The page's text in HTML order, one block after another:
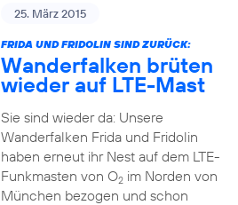
25. März 2015
FRIDA UND FRIDOLIN SIND ZURÜCK:
Wanderfalken brüten
wieder auf LTE-Mast
Sie sind wieder da: Unsere
Wanderfalken Frida und Fridolin
haben erneut ihr Nest auf dem LTE-
Funkmasten von O2im Norden von
München bezogen und schon